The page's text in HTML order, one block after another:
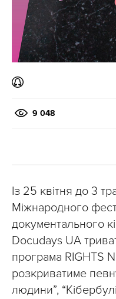
9 048
Із 25 квітня до 3
Міжнародного
документального
Docudays UA
програма RIGHTS
розкриватиме
людини”,